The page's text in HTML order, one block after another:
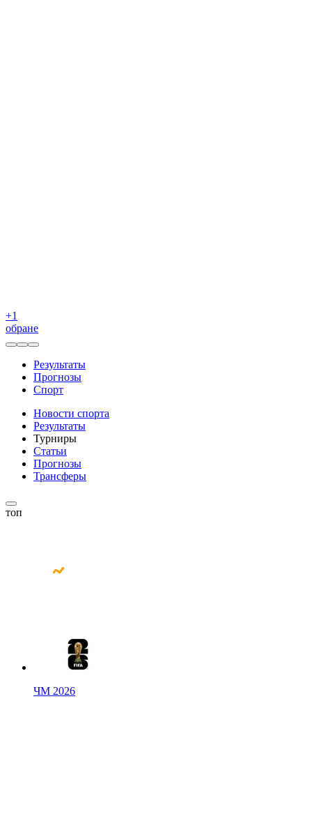
+1
обране
Результаты
Прогнозы
Спорт
Новости спорта
Результаты
Турниры
Статьи
Прогнозы
Трансферы
топ
ЧМ 2026